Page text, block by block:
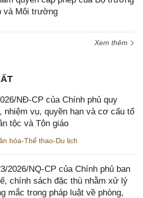
và Môi trường
Xem thêm
NĐ-CP của Chính phủ quy
nhiệm vụ, quyền hạn và cơ cấu tổ
tộc và Tôn giáo
hóa-Thể thao-Du lịch
2026/NQ-CP của Chính phủ ban
chính sách đặc thù nhằm xử lý
mắc trong pháp luật về phòng,